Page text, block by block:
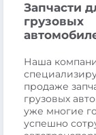
Запчасти
грузовых
Наша
продаже
грузовых
уже многие
успешно